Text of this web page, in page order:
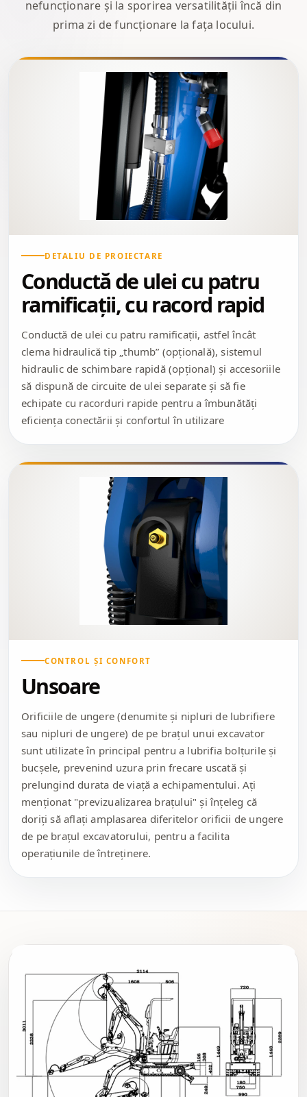
nefuncționare și la sporirea versatilității încă din
prima zi de funcționare la fața locului.
DETALIU DE PROIECTARE
Conductă de ulei cu patru
ramificații, cu racord rapid
Conductă de ulei cu patru ramificații, astfel încât
clema hidraulică tip „thumb” (opțională), sistemul
hidraulic de schimbare rapidă (opțional) și accesoriile
să dispună de circuite de ulei separate și să fie
echipate cu racorduri rapide pentru a îmbunătăți
eficiența conectării și confortul în utilizare
CONTROL ȘI CONFORT
Unsoare
Orificiile de ungere (denumite și nipluri de lubrifiere
sau nipluri de ungere) de pe brațul unui excavator
sunt utilizate în principal pentru a lubrifia bolțurile și
bucșele, prevenind uzura prin frecare uscată și
prelungind durata de viață a echipamentului. Ați
menționat "previzualizarea brațului" și înțeleg că
doriți să aflați amplasarea diferitelor orificii de ungere
de pe brațul excavatorului, pentru a facilita
operațiunile de întreținere.